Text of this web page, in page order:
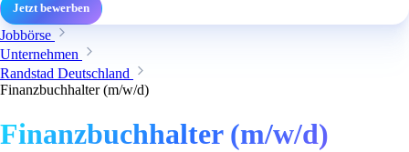
Jetzt bewerben
Jobbörse
Unternehmen
Randstad Deutschland
Finanzbuchhalter (m/w/d)
Finanzbuchhalter (m/w/d)